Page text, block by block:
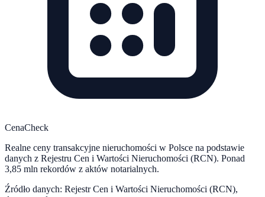
CenaCheck
Realne ceny transakcyjne nieruchomości w Polsce na podstawie
danych z Rejestru Cen i Wartości Nieruchomości (RCN). Ponad
3,85 mln rekordów z aktów notarialnych.
Źródło danych: Rejestr Cen i Wartości Nieruchomości (RCN),